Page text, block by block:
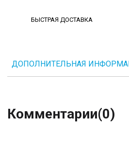
БЫСТРАЯ ДОСТАВКА
ДОПОЛНИТЕЛЬНАЯ
Комментарии(0)